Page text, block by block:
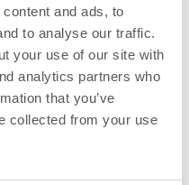
and ads, to
to analyse our traffic.
your use of our site with
analytics partners who
that you’ve
collected from your use
3,4